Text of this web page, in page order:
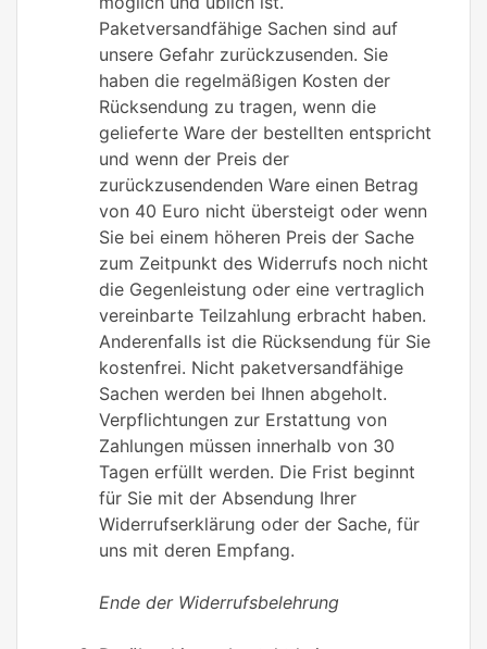
Paketversandfähige Sachen sind auf
unsere Gefahr zurückzusenden. Sie
haben die regelmäßigen Kosten der
Rücksendung zu tragen, wenn die
gelieferte Ware der bestellten entspricht
und wenn der Preis der
zurückzusendenden Ware einen Betrag
von 40 Euro nicht übersteigt oder wenn
Sie bei einem höheren Preis der Sache
zum Zeitpunkt des Widerrufs noch nicht
die Gegenleistung oder eine vertraglich
vereinbarte Teilzahlung erbracht haben.
Anderenfalls ist die Rücksendung für Sie
kostenfrei. Nicht paketversandfähige
Sachen werden bei Ihnen abgeholt.
Verpflichtungen zur Erstattung von
Zahlungen müssen innerhalb von 30
Tagen erfüllt werden. Die Frist beginnt
für Sie mit der Absendung Ihrer
Widerrufserklärung oder der Sache, für
uns mit deren Empfang.
Ende der Widerrufsbelehrung